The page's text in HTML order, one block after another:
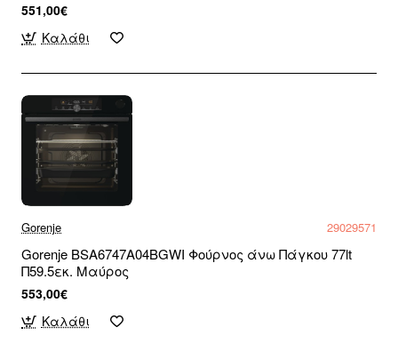
551,00€
Καλάθι
Gorenje 29029571
Gorenje BSA6747A04BGWI Φούρνος άνω Πάγκου 77lt
Π59.5εκ. Μαύρος
553,00€
Καλάθι